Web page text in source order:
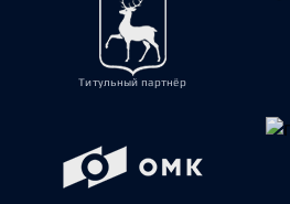
Титульный партнёр